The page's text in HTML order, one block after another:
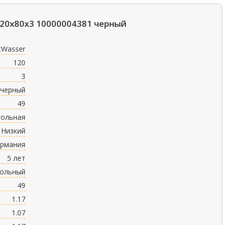
10000004381 черный
120
3
черный
49
Низкий
5 лет
49
1.17
1.07